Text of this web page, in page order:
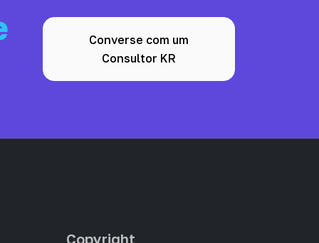
Converse com um
Consultor KR
Copyright